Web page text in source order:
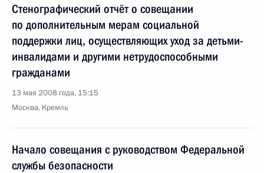
Стенографический отчёт о совещании
по дополнительным мерам социальной
поддержки лиц, осуществляющих уход за детьми-
инвалидами и другими нетрудоспособными
гражданами
13 мая 2008 года, 15:15
Москва, Кремль
Начало совещания с руководством Федеральной
службы безопасности